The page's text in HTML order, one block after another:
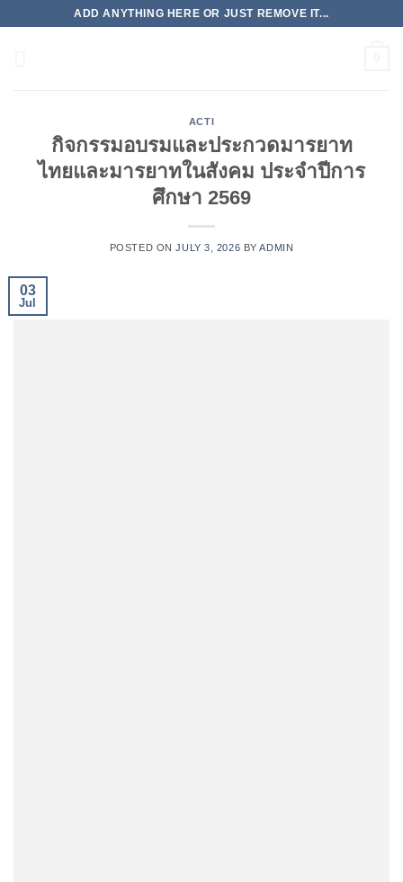
ADD ANYTHING HERE OR JUST REMOVE IT...
ACTI
กิจกรรมอบรมและประกวดมารยาท
ไทยและมารยาทในสังคม ประจำปีการ
ศึกษา 2569
POSTED ONJULY 3, 2026 BYADMIN
03
Jul